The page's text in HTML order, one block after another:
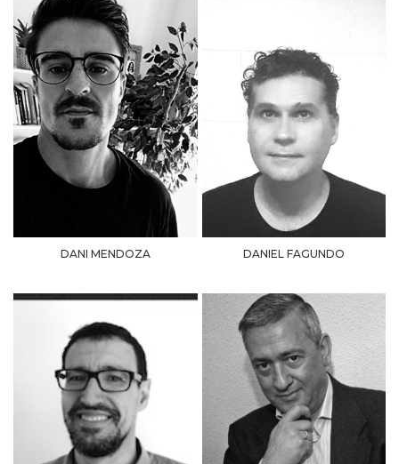
DANI MENDOZA DANIEL FAGUNDO